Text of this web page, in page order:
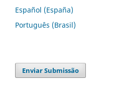
Español (España)
Português (Brasil)
Enviar Submissão